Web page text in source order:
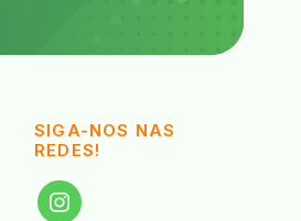
SIGA-NOS NAS
REDES!